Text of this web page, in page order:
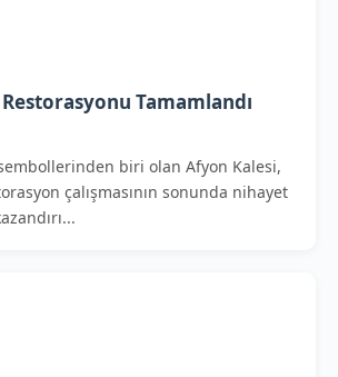
Tamamlandı
biri olan Afyon Kalesi,
çalışmasının sonunda nihayet